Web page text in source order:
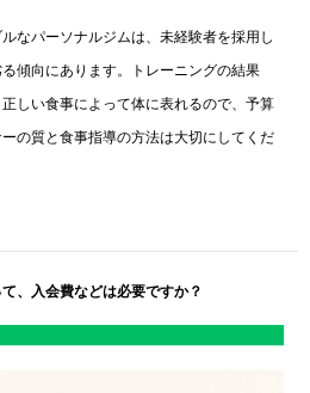
なパーソナルジムは、未経験者を採用し
傾向にあります。トレーニングの結果
しい食事によって体に表れるので、予算
の質と食事指導の方法は大切にしてくだ
、入会費などは必要ですか？